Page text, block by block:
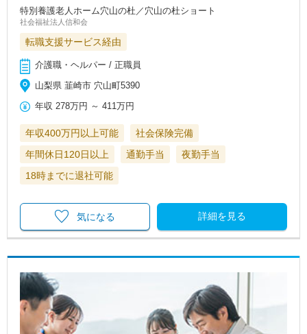
特別養護老人ホーム穴山の杜／穴山の杜ショート
社会福祉法人信和会
転職支援サービス経由
介護職・ヘルパー / 正職員
山梨県 韮崎市 穴山町5390
年収 278万円 ～411万円
年収400万円以上可能
社会保険完備
年間休日120日以上
通勤手当
夜勤手当
18時までに退社可能
詳細を見る
気になる